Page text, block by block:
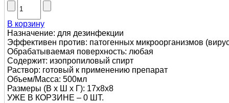
В корзину
Назначение: для дезинфекции
Эффективен против: патогенных микроорганизмов
Обрабатываемая поверхность: любая
Содержит: изопропиловый спирт
Раствор: готовый к применению препарат
Объем/Масса: 500мл
Размеры (В х Ш х Г): 17х8х8
УЖЕ В КОРЗИНЕ – 0 ШТ.